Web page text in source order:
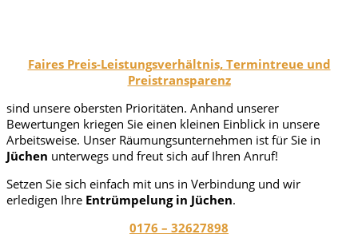
Faires Preis-Leistungsverhältnis, Termintreue und
Preistransparenz
sind unsere obersten Prioritäten. Anhand unserer
Bewertungen kriegen Sie einen kleinen Einblick in unsere
Arbeitsweise. Unser Räumungsunternehmen ist für Sie in
Jüchen unterwegs und freut sich auf Ihren Anruf!
Setzen Sie sich einfach mit uns in Verbindung und wir
erledigen Ihre Entrümpelung in Jüchen.
0176 – 32627898